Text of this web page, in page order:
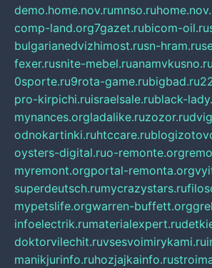
demo.home.nov.rumnso.ru
comp-land.org7gazet.rubicom-oil.ru
bulgarianedvizhimost.rusn-hram.ru
fexer.rusnite-mebel.ruanamvkusno.ru
0sporte.ru9rota-game.rubigbad.ru
pro-kirpichi.ruisraelsale.rublack-
mynances.orgladalike.ruzozor.ru
odnokartinki.ruhtccare.ru
oysters-digital.ruo-remonte.org
myremont.orgportal-remonta.org
superdeutsch.rumycrazystars.ru
mypetslife.orgwarren-buffett.org
infoelectrik.rumaterialexpert.ru
doktorvilechit.ruvsesvoimirykami.ru
manikjurinfo.ruhozjajkainfo.ru